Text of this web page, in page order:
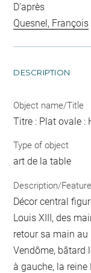
D'après
Quesnel, François
DESCRIPTION
Object name/Title
Titre : Plat ovale :
Type of object
art de la table
Description/
Décor central
Louis XIII, des
retour sa main au
Vendôme, bâtard
à gauche, la reine